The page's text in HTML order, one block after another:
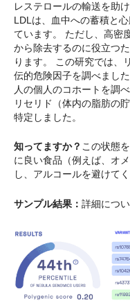
レステロールの輸送を助
LDLは、血中への蓄積と
ています。 ただし、高密
から除去するのに役立つ
ります。 この研究では、
伝的危険因子を調べまし
人の個人のコホートを調
リセリド（体内の脂肪の
特定しました。
知ってますか？ この状態
に良い食品（例えば、オ
し、アルコールを避けて
サンプル結果： 詳細につい